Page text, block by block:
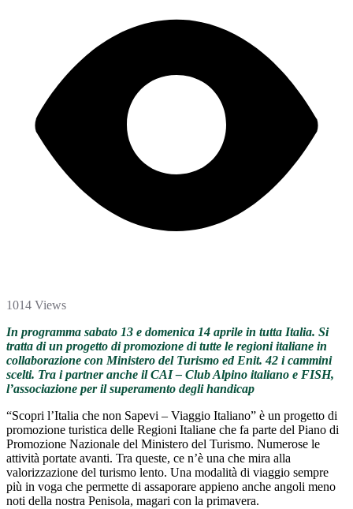
1014 Views
In programma sabato 13 e domenica 14 aprile in tutta Italia. Si
tratta di un progetto di promozione di tutte le regioni italiane in
collaborazione con Ministero del Turismo ed Enit. 42 i cammini
scelti. Tra i partner anche il CAI – Club Alpino italiano e FISH,
l’associazione per il superamento degli handicap
“Scopri l’Italia che non Sapevi – Viaggio Italiano” è un progetto di
promozione turistica delle Regioni Italiane che fa parte del Piano di
Promozione Nazionale del Ministero del Turismo. Numerose le
attività portate avanti. Tra queste, ce n’è una che mira alla
valorizzazione del turismo lento. Una modalità di viaggio sempre
più in voga che permette di assaporare appieno anche angoli meno
noti della nostra Penisola, magari con la primavera.